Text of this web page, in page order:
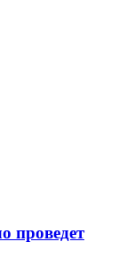
проведет